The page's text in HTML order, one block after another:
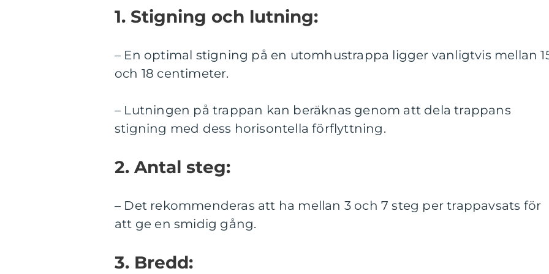
1. Stigning och lutning:
– En optimal stigning på en utomhustrappa ligger vanligtvis mellan
och 18 centimeter.
– Lutningen på trappan kan beräknas genom att dela trappans
stigning med dess horisontella förflyttning.
2. Antal steg:
– Det rekommenderas att ha mellan 3 och 7 steg per trappavsats för
att ge en smidig gång.
3. Bredd: